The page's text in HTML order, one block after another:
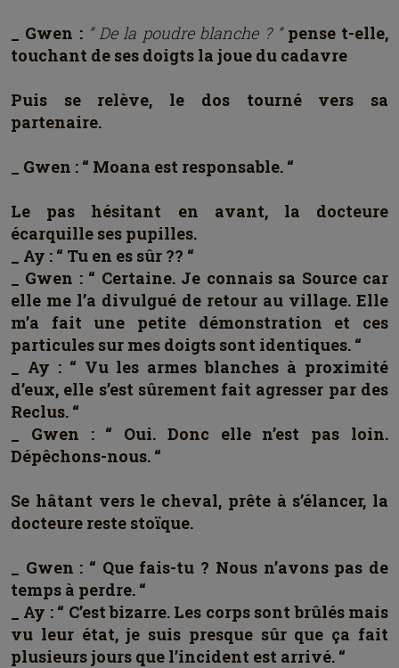
_ Gwen : “ De la poudre blanche ? “ pense t-elle,
touchant de ses doigts la joue du cadavre
Puis se relève, le dos tourné vers sa
partenaire.
_ Gwen : “ Moana est responsable. “
Le pas hésitant en avant, la docteure
écarquille ses pupilles.
_ Ay : “ Tu en es sûr ?? “
_ Gwen : “ Certaine. Je connais sa Source car
elle me l’a divulgué de retour au village. Elle
m’a fait une petite démonstration et ces
particules sur mes doigts sont identiques. “
_ Ay : “ Vu les armes blanches à proximité
d’eux, elle s’est sûrement fait agresser par des
Reclus. “
_ Gwen : “ Oui. Donc elle n’est pas loin.
Dépêchons-nous. “
Se hâtant vers le cheval, prête à s’élancer, la
docteure reste stoïque.
_ Gwen : “ Que fais-tu ? Nous n’avons pas de
temps à perdre. “
_ Ay : “ C’est bizarre. Les corps sont brûlés mais
vu leur état, je suis presque sûr que ça fait
plusieurs jours que l’incident est arrivé. “